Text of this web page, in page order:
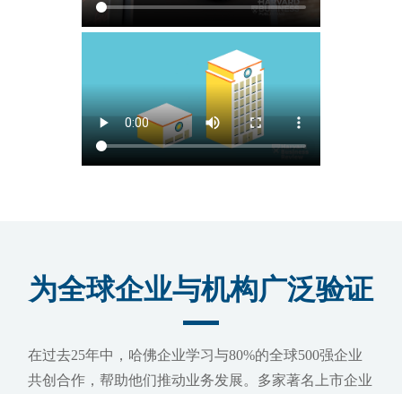
为全球企业与机构广泛验证
在过去25年中，哈佛企业学习与80%的全球500强企业
共创合作，帮助他们推动业务发展。多家著名上市企业